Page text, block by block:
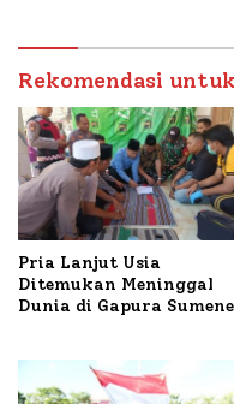
Rekomendasi
Pria Lanjut Usia
Ditemukan Meninggal
Dunia di Gapura